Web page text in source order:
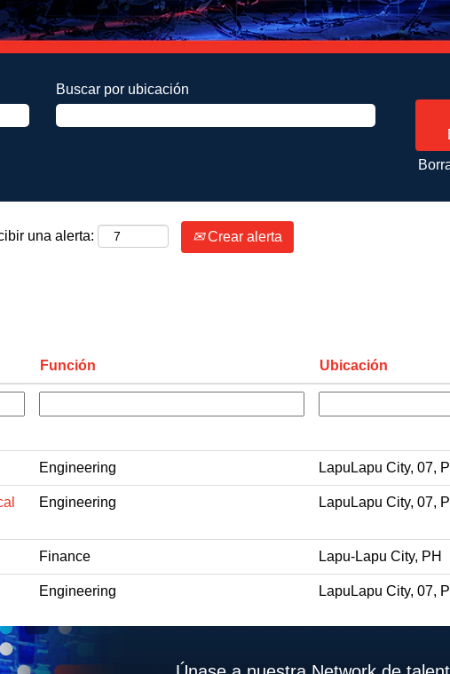
Buscar por ubicación
una alerta: Crear alerta
Función Ubicación
Engineering LapuLapu City, 07,
Engineering LapuLapu City, 07,
Finance Lapu-Lapu City, PH
Engineering LapuLapu City, 07,